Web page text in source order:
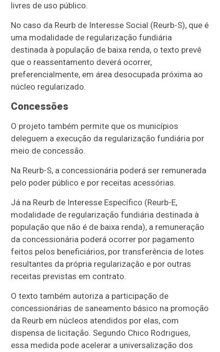
livres de uso público.
No caso da Reurb de Interesse Social (Reurb-S), que é
uma modalidade de regularização fundiária
destinada à população de baixa renda, o texto prevê
que o reassentamento deverá ocorrer,
preferencialmente, em área desocupada próxima ao
núcleo regularizado.
Concessões
O projeto também permite que os municípios
deleguem a execução da regularização fundiária por
meio de concessão.
Na Reurb-S, a concessionária poderá ser remunerada
pelo poder público e por receitas acessórias.
Já na Reurb de Interesse Específico (Reurb-E,
modalidade de regularização fundiária destinada à
população que não é de baixa renda), a remuneração
da concessionária poderá ocorrer por pagamento
feitos pelos beneficiários, por transferência de lotes
resultantes da própria regularização e por outras
receitas previstas em contrato.
O texto também autoriza a participação de
concessionárias de saneamento básico na promoção
da Reurb em núcleos atendidos por elas, com
dispensa de licitação. Segundo Chico Rodrigues,
essa medida pode acelerar a universalização dos